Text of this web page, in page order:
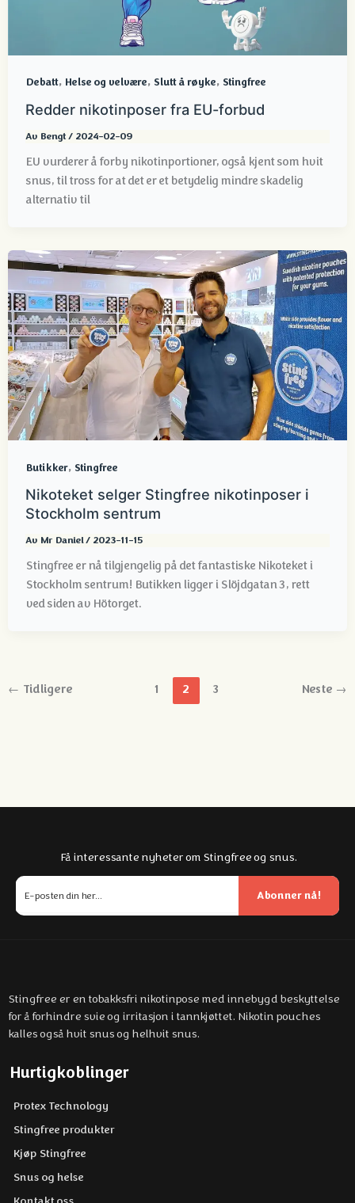
Debatt, Helse og velvære, Slutt å røyke, Stingfree
Redder nikotinposer fra EU-forbud
Av Bengt / 2024-02-09
EU vurderer å forby nikotinportioner, også kjent som hvit
snus, til tross for at det er et betydelig mindre skadelig
alternativ til
Butikker, Stingfree
Nikoteket selger Stingfree nikotinposer i
Stockholm sentrum
Av Mr Daniel/ 2023-11-15
Stingfree er nå tilgjengelig på det fantastiske Nikoteket i
Stockholm sentrum! Butikken ligger i Slöjdgatan 3, rett
ved siden av Hötorget.
← Tidligere 1 2 3 Neste →
Få interessante nyheter om Stingfree og snus.
Abonner nå!
Stingfree er en tobakksfri nikotinpose med innebygd beskyttelse
for å forhindre svie og irritasjon i tannkjøttet. Nikotin pouches
kalles også hvit snus og helhvit snus.
Hurtigkoblinger
Protex Technology
Stingfree produkter
Kjøp Stingfree
Snus og helse